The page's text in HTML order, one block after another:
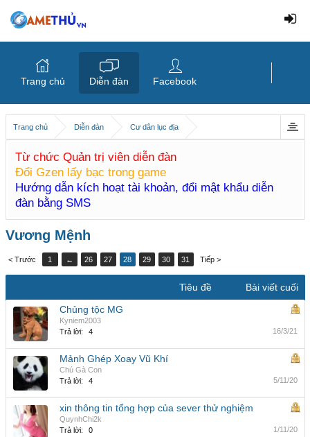
Trang chủ Diễn đàn Cư dân lục địa
Từ chức Quản trị viên diễn đàn
Đổi Gzen lấy bạc trong game
Hướng dẫn kích hoạt tài khoản, đổi mật khẩu diễn
đàn bằng SMS
Vương Mệnh
< Trước 1 ← 26 27 28 29 30 31 Tiếp >
Tiêu đề
Bài viết cuối
Chủng tộc MG
Kyniem2003
Trả lời:
4 16/3/21
Mảnh Ghép Xoay Vũ Khí
Chú Gà Con
Trả lời:
4 5/11/20
xin thông tin tổng hợp của sever thử nghiệm
QuynhChi2k
Trả lời:
0 1/11/20
Trang chủ Diễn đàn Facebook